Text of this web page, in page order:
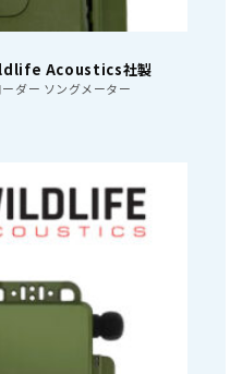
Acoustics社製
ダー ソングメーター